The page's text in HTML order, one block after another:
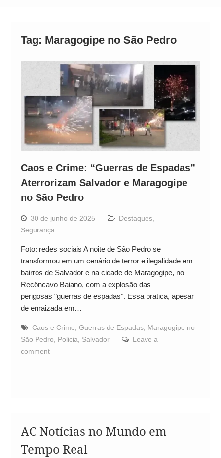
Tag: Maragogipe no São Pedro
Caos e Crime: “Guerras de Espadas”
Aterrorizam Salvador e Maragogipe
no São Pedro
30 de junho de 2025 Destaques,
Segurança
Foto: redes sociais A noite de São Pedro se
transformou em um cenário de terror e ilegalidade em
bairros de Salvador e na cidade de Maragogipe, no
Recôncavo Baiano, com a explosão das
perigosas “guerras de espadas”. Essa prática, apesar
de enraizada em…
Caos e Crime, Guerras de Espadas, Maragogipe no
São Pedro, Policia, Salvador
Leave a
comment
AC Notícias no Mundo em
Tempo Real